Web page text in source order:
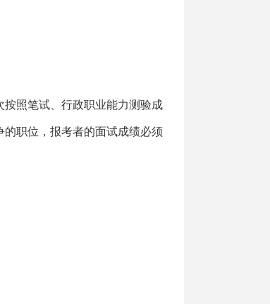
照笔试、行政职业能力测验成
职位，报考者的面试成绩必须